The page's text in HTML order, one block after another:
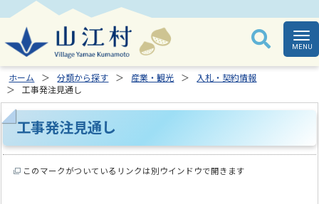
ホーム 分類から探す 産業・観光
入札・契約情報
工事発注見通し
工事発注見通し
このマークがついているリンクは別ウインドウで開きます